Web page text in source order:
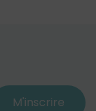
M'inscrire